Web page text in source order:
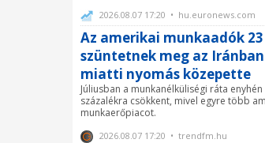
2026.08.07 17:20 • hu.euronews.com
Az amerikai munkaadók
szüntetnek meg az
miatti nyomás közepette
Júliusban a munkanélküliségi ráta
százalékra csökkent, mivel egyre több
munkaerőpiacot.
2026.08.07 17:20 • trendfm.hu